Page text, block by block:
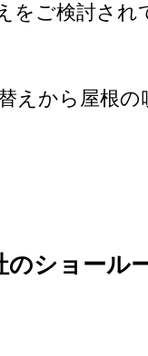
をご検討され
から屋根の
ショール